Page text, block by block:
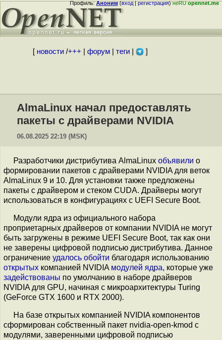
Профиль:Аноним(вход|регистрация)неRUopennet.me
[ новости/+++ форум| теги| ]
AlmaLinux начал предоставлять
пакеты с драйверами NVIDIA
06.08.2025 22:19 (MSK)
Разработчики дистрибутива AlmaLinux объявили о
формировании пакетов с драйверами NVIDIA для веток
AlmaLinux 9 и 10. Для установки также предложены
пакеты с драйвером и стеком CUDA. Драйверы могут
использоваться в конфигурациях с UEFI Secure Boot.
Модули ядра из официального набора
проприетарных драйверов от компании NVIDIA не могут
быть загружены в режиме UEFI Secure Boot, так как они
не заверены цифровой подписью дистрибутива. Данное
ограничение удалось обойти благодаря использованию
открытых компанией NVIDIA модулей ядра, которые уже
задействованы по умолчанию в наборе драйверов
NVIDIA для GPU, начиная с микроархитектуры Turing
(GeForce GTX 1600 и RTX 2000).
На базе открытых компанией NVIDIA компонентов
сформирован собственный пакет nvidia-open-kmod с
модулями, заверенными цифровой подписью